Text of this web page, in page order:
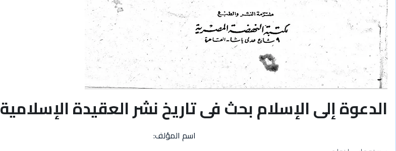
الدعوة إلى الإسلام بحث فى تاريخ نشر العقيدة الإسلامية
اسم المؤلف